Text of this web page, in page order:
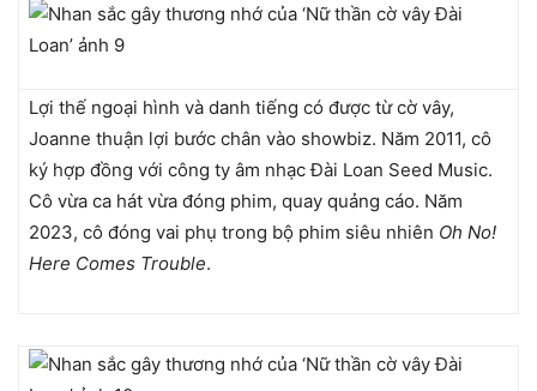
Lợi thế ngoại hình và danh tiếng có được từ cờ vây,
Joanne thuận lợi bước chân vào showbiz. Năm 2011, cô
ký hợp đồng với công ty âm nhạc Đài Loan Seed Music.
Cô vừa ca hát vừa đóng phim, quay quảng cáo. Năm
2023, cô đóng vai phụ trong bộ phim siêu nhiên Oh No!
Here Comes Trouble.